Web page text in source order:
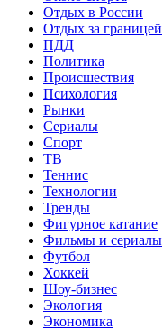
Отдых в России
Отдых за границей
ПДД
Политика
Происшествия
Психология
Рынки
Сериалы
Спорт
ТВ
Теннис
Технологии
Тренды
Фигурное катание
Фильмы и сериалы
Футбол
Хоккей
Шоу-бизнес
Экология
Экономика